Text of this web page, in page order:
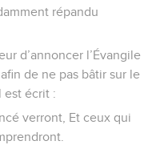
répandu
d’annoncer l’Évangile
de ne pas bâtir sur le
est écrit :
verront, Et ceux qui